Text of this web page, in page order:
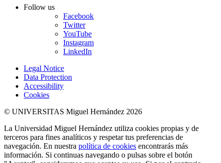
Follow us
Facebook
Twitter
YouTube
Instagram
LinkedIn
Legal Notice
Data Protection
Accessibility
Cookies
© UNIVERSITAS Miguel Hernández 2026
La Universidad Miguel Hernández utiliza cookies propias y de
terceros para fines analíticos y respetar tus preferencias de
navegación. En nuestra política de cookies encontrarás más
información. Si continuas navegando o pulsas sobre el botón